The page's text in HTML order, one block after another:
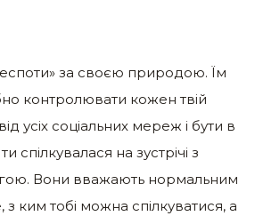
за своєю природою. Їм
контролювати кожен твій
усіх соціальних мереж і бути в
спілкувалася на зустрічі з
Вони вважають нормальним
з ким тобі можна спілкуватися, а